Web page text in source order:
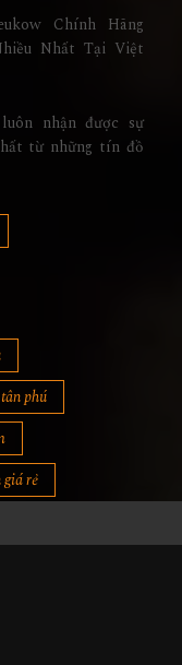
Chính Hãng
Nhất Tại Việt
nhận được sự
từ những tín đồ
phú
rẻ